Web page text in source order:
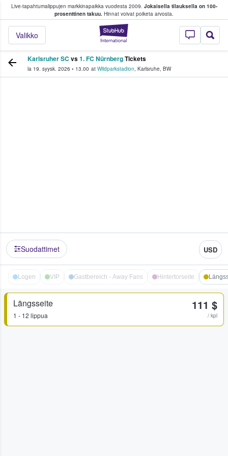
Live-tapahtumalippujen markkinapaikka vuodesta 2009. Jokaisella tilauksella on 100-
prosenttinen takuu. Hinnat voivat poiketa arvosta.
StubHub -
Valikko
fanit ostavat ja myyvät lippuja
Karlsruher SC vs1. FC NürnbergTickets
la 19. syysk. 2026 • 13.00 at Wildparkstadion, Karlsruhe, BW
Suodattimet USD
Logen VIP Gastbereich - Away Fans Hintertorseite
Längsseite
1 - 12 lippua
111 $
/ kpl